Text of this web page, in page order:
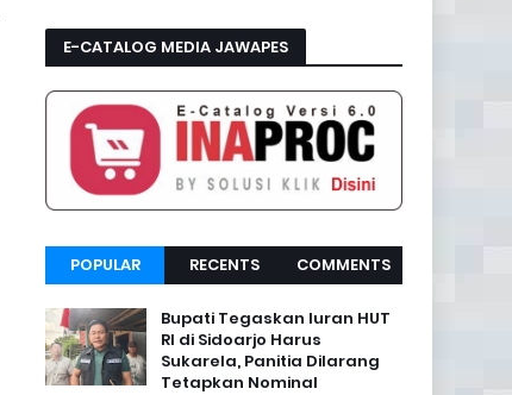
E-CATALOG MEDIA JAWAPES
POPULAR RECENTS COMMENTS
Bupati Tegaskan Iuran HUT
RI di Sidoarjo Harus
Sukarela, Panitia Dilarang
Tetapkan Nominal